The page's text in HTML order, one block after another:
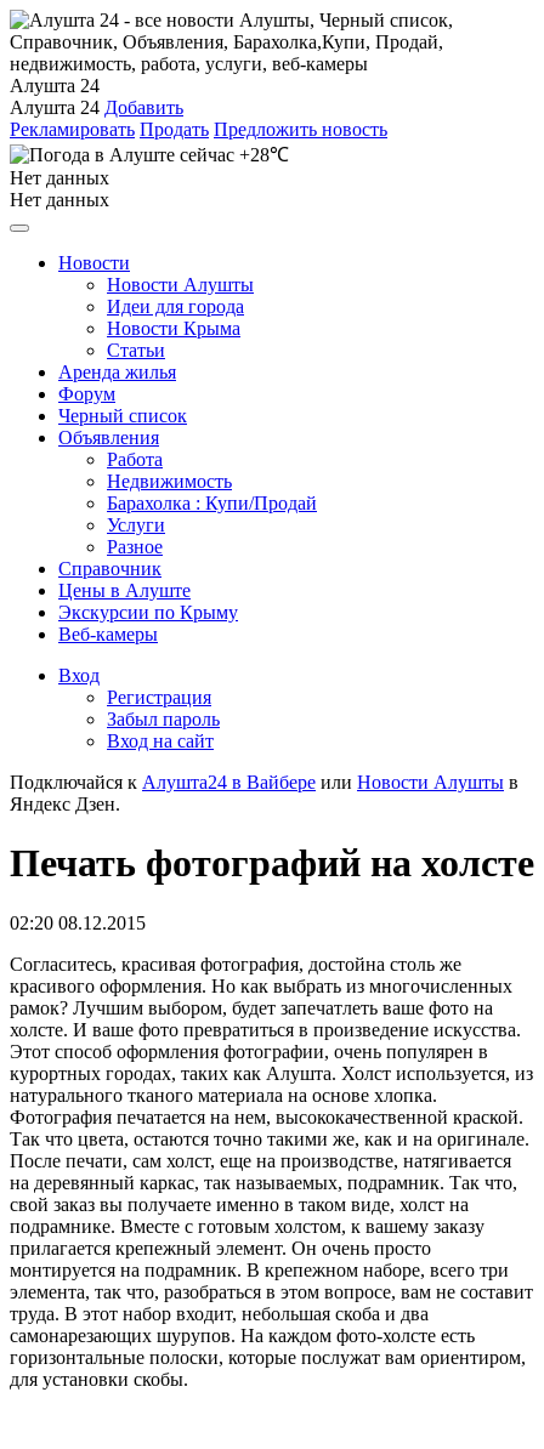
Алушта 24
Алушта 24 Добавить
Рекламировать Продать Предложить новость
+28℃
Нет данных
Нет данных
Новости
Новости Алушты
Идеи для города
Новости Крыма
Статьи
Аренда жилья
Форум
Черный список
Объявления
Работа
Недвижимость
Барахолка : Купи/Продай
Услуги
Разное
Справочник
Цены в Алуште
Экскурсии по Крыму
Веб-камеры
Вход
Регистрация
Забыл пароль
Вход на сайт
Подключайся к Алушта24 в Вайбере или Новости Алушты в
Яндекс Дзен.
Печать фотографий на холсте
02:20 08.12.2015
Согласитесь, красивая фотография, достойна столь же
красивого оформления. Но как выбрать из многочисленных
рамок? Лучшим выбором, будет запечатлеть ваше фото на
холсте. И ваше фото превратиться в произведение искусства.
Этот способ оформления фотографии, очень популярен в
курортных городах, таких как Алушта. Холст используется, из
натурального тканого материала на основе хлопка.
Фотография печатается на нем, высококачественной краской.
Так что цвета, остаются точно такими же, как и на оригинале.
После печати, сам холст, еще на производстве, натягивается
на деревянный каркас, так называемых, подрамник. Так что,
свой заказ вы получаете именно в таком виде, холст на
подрамнике. Вместе с готовым холстом, к вашему заказу
прилагается крепежный элемент. Он очень просто
монтируется на подрамник. В крепежном наборе, всего три
элемента, так что, разобраться в этом вопросе, вам не составит
труда. В этот набор входит, небольшая скоба и два
самонарезающих шурупов. На каждом фото-холсте есть
горизонтальные полоски, которые послужат вам ориентиром,
для установки скобы.